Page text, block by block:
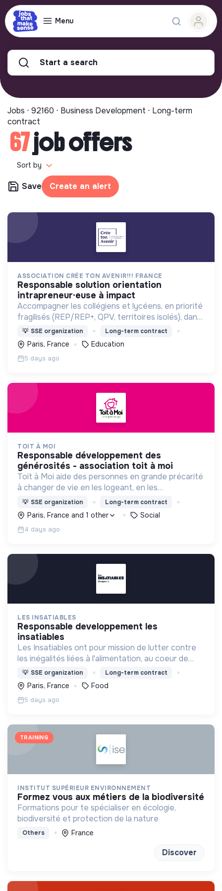
Menu
Start a search
Jobs ⋅ 92160 ⋅ Business Development ⋅ Long-term
contract
67job offers
Sort by
Save Create an alert
ASSOCIATION CRÉE TON AVENIR!!! FRANCE
responsable solution orientation
intrapreneur·euse à impact
Accompagner les collégiens et lycéens, en priorité
fragilisés (REP/REP+, QPV, territoires isolés), dans
la construction de leurs projets d’orientation.
💡 SSE organization Long-term contract
Paris, France Education
5 days ago
TOIT À MOI
responsable développement des
générosités - association toit à moi
Toit à Moi aide des personnes en grande précarité
à changer de vie en les logeant, en les
accompagnant pour résoudre leurs
problématiques, et en créant du lien social pour
sortir de l'exclusion.
💡 SSE organization Long-term contract
Paris, France and 1 other Social
4 days ago
LES INSATIABLES
responsable developpement les
insatiables
Les Insatiables ont pour mission de lutter contre
les inégalités liées à l'alimentation, au coeur de
tous les territoires.
💡 SSE organization Long-term contract
Paris, France Food
5 days ago
TRAINING
INSTITUT SUPÉRIEUR ENVIRONNEMENT
formez vous aux métiers de la biodiversité
Formations pour te spécialiser en écologie,
biodiversité et protection de la nature
Others France
Discover